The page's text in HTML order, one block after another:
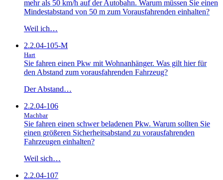
mehr als 50 km/h auf der Autobahn. Warum müssen Sie einen
Mindestabstand von 50 m zum Vorausfahrenden einhalten?
Weil ich…
2.2.04-105-M
Hart
Sie fahren einen Pkw mit Wohnanhänger. Was gilt hier für
den Abstand zum vorausfahrenden Fahrzeug?
Der Abstand…
2.2.04-106
Machbar
Sie fahren einen schwer beladenen Pkw. Warum sollten Sie
einen größeren Sicherheitsabstand zu vorausfahrenden
Fahrzeugen einhalten?
Weil sich…
2.2.04-107